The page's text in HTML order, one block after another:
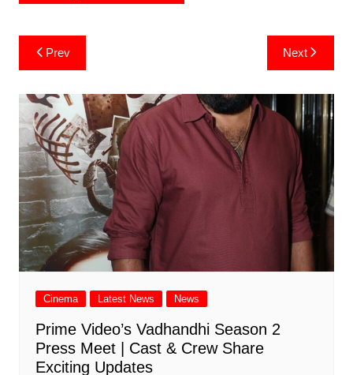
Post
navigation
Prev Next
Cinema Latest News News
Prime Video’s Vadhandhi Season 2
Press Meet | Cast & Crew Share
Exciting Updates